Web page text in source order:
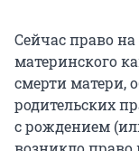
Сейчас право
материнского
смерти матери,
родительских
с рождением